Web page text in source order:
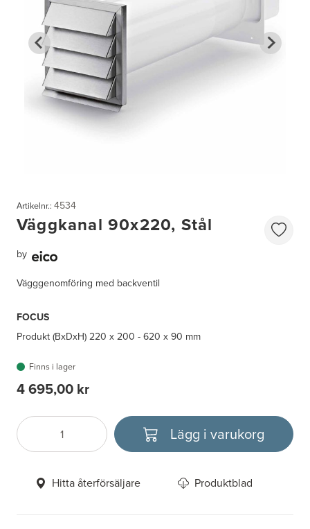
Artikelnr.: 4534
Väggkanal 90x220, Stål
by
Vägggenomföring med backventil
FOCUS
Produkt (BxDxH)220 x 200 - 620 x 90 mm
Finns i lager
4 695,00 kr
Antal
Välj enhet Lägg i varukorg
Hitta återförsäljare Produktblad